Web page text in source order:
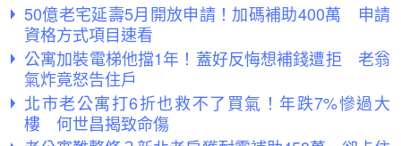
50億老宅延壽5月開放申請！加碼補助400萬 申請
資格方式項目速看
公寓加裝電梯他擋1年！蓋好反悔想補錢遭拒 老翁
氣炸竟怒告住戶
北市老公寓打6折也救不了買氣！年跌7%慘過大
樓 何世昌揭致命傷